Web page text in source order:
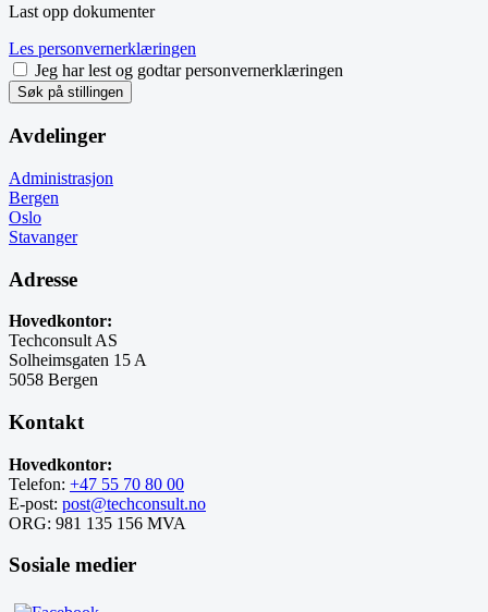
Last opp dokumenter
Les personvernerklæringen
Jeg har lest og godtar personvernerklæringen
Søk på stillingen
Avdelinger
Administrasjon
Bergen
Oslo
Stavanger
Adresse
Hovedkontor:
Techconsult AS
Solheimsgaten 15 A
5058 Bergen
Kontakt
Hovedkontor:
Telefon: +47 55 70 80 00
E-post: post@techconsult.no
ORG: 981 135 156 MVA
Sosiale medier